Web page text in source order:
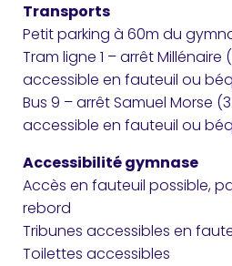
Transports
Petit parking à 60m du
Tram ligne 1 – arrêt
accessible en fauteuil ou
Bus 9 – arrêt Samuel Morse
accessible en fauteuil ou
Accessibilité gymnase
Accès en fauteuil possible,
rebord
Tribunes accessibles en
Toilettes accessibles